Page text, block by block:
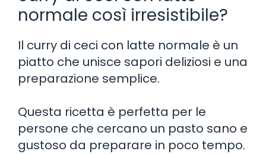
normale così irresistibile?
Il curry di ceci con latte normale è un
piatto che unisce sapori deliziosi e una
preparazione semplice.
Questa ricetta è perfetta per le
persone che cercano un pasto sano e
gustoso da preparare in poco tempo.